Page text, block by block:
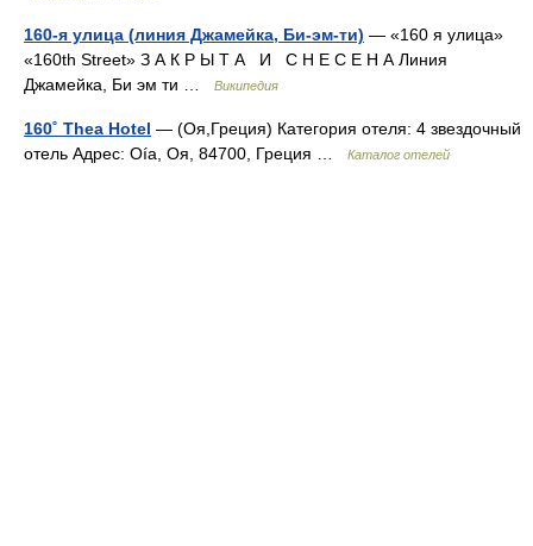
160-я улица (линия Джамейка, Би-эм-ти) — «160 я улица»
«160th Street» З А К Р Ы Т А И С Н Е С Е Н А Линия
Джамейка, Би эм ти …
Википедия
160˚ Thea Hotel — (Оя,Греция) Категория отеля: 4 звездочный
отель Адрес: Oía, Оя, 84700, Греция …
Каталог отелей